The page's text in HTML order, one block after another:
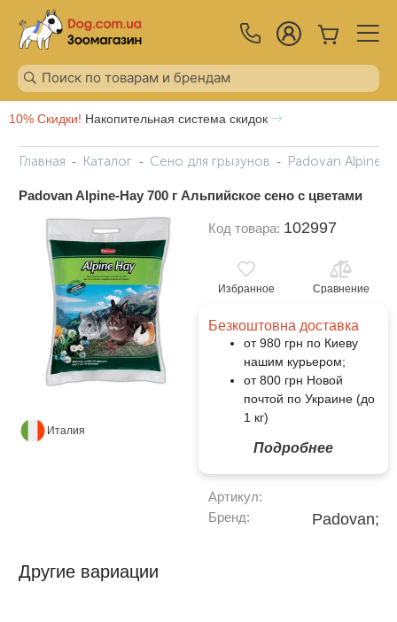
10% Скидки! Накопительная система скидок
Главная Каталог Сено для грызунов Padovan Alpine-
Padovan Alpine-Hay 700 г Альпийское сено с цветами
Италия
Код товара: 102997
Избранное Сравнение
Безкоштовна доставка
от 980 грн по Киеву
нашим курьером;
от 800 грн Новой
почтой по Украине (до
1 кг)
Подробнее
Артикул:
Бренд:
Padovan;
Другие вариации